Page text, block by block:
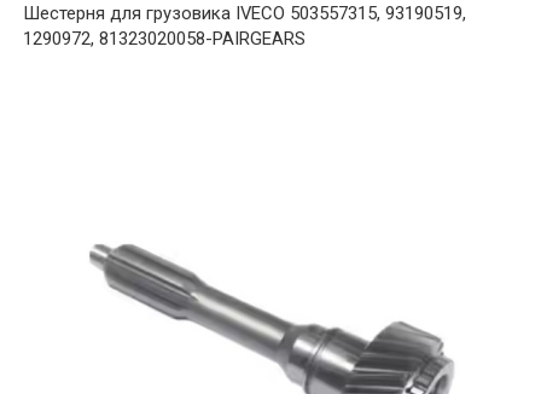
Шестерня для грузовика IVECO 503557315, 93190519,
1290972, 81323020058-PAIRGEARS